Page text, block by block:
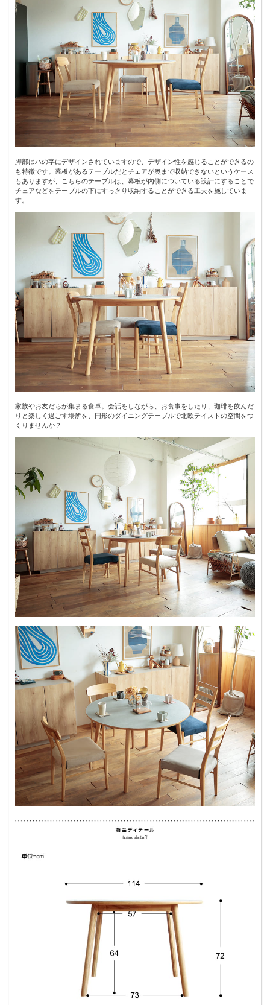
脚部はハの字にデザインされていますので、デザイン性を感じることができるの
も特徴です。幕板があるテーブルだとチェアが奥まで収納できないというケース
もありますが、こちらのテーブルは、幕板が内側についている設計にすることで
チェアなどをテーブルの下にすっきり収納することができる工夫を施していま
す。
家族やお友だちが集まる食卓。会話をしながら、お食事をしたり、珈琲を飲んだ
りと楽しく過ごす場所を、円形のダイニングテーブルで北欧テイストの空間をつ
くりませんか？